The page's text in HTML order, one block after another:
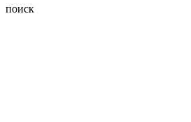
поиск